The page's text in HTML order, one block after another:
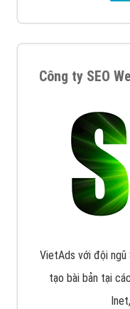
Công ty SEO
VietAds với đội ngũ
tạo bài bản tại